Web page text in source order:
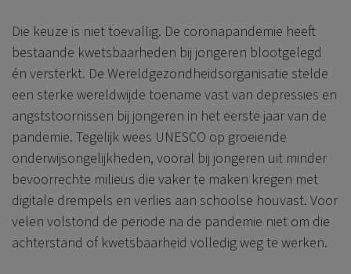
Die keuze is niet toevallig. De coronapandemie heeft
bestaande kwetsbaarheden bij jongeren blootgelegd
én versterkt. De Wereldgezondheidsorganisatie stelde
een sterke wereldwijde toename vast van depressies en
angststoornissen bij jongeren in het eerste jaar van de
pandemie. Tegelijk wees UNESCO op groeiende
onderwijsongelijkheden, vooral bij jongeren uit minder
bevoorrechte milieus die vaker te maken kregen met
digitale drempels en verlies aan schoolse houvast. Voor
velen volstond de periode na de pandemie niet om die
achterstand of kwetsbaarheid volledig weg te werken.